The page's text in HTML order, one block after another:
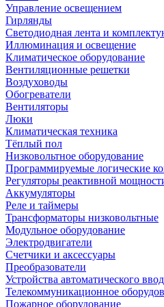
Управление освещением
Гирлянды
Светодиодная лента и
Иллюминация и освещение
Климатическое оборудование
Вентиляционные решетки
Воздуховоды
Обогреватели
Вентиляторы
Люки
Климатическая техника
Тёплый пол
Низковольтное оборудование
Программируемые логические
Регуляторы реактивной
Аккумуляторы
Реле и таймеры
Трансформаторы низковольтные
Модульное оборудование
Электродвигатели
Счетчики и аксессуары
Преобразователи
Устройства автоматического
Телекоммуникационное
Пожарное оборудование